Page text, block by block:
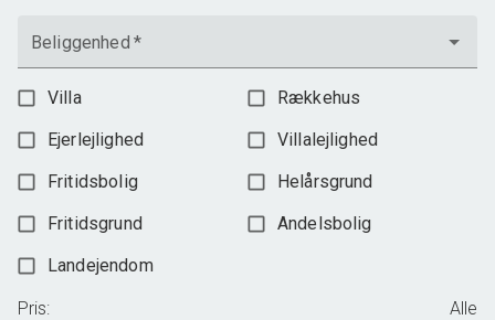
Beliggenhed *
Villa
Rækkehus
Ejerlejlighed
Villalejlighed
Fritidsbolig
Helårsgrund
Fritidsgrund
Andelsbolig
Landejendom
Pris: Alle